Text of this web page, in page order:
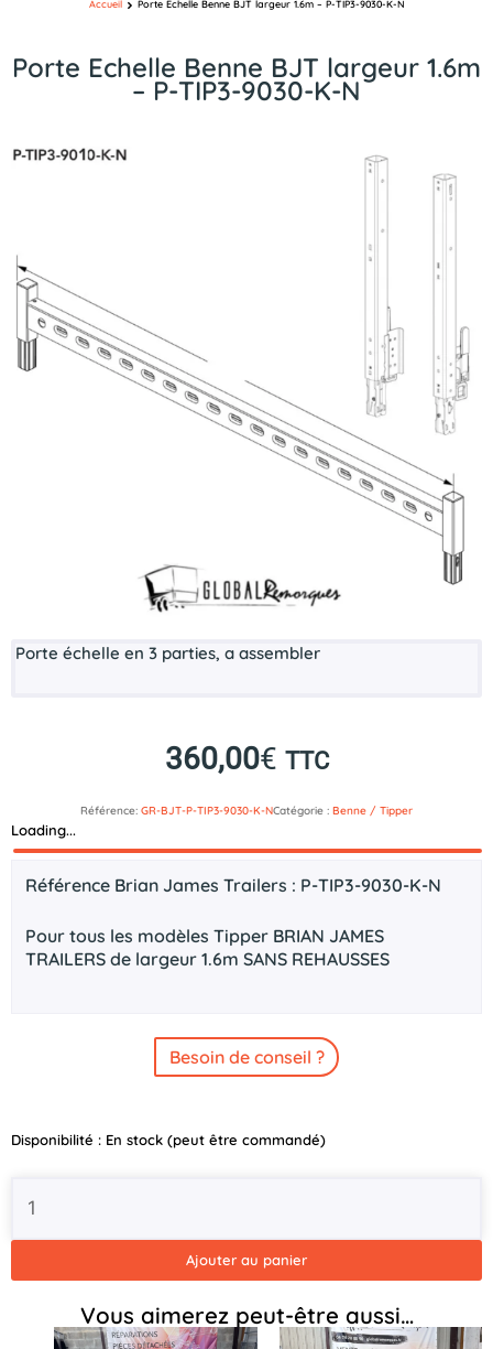
Porte Echelle Benne BJT largeur 1.6m
– P-TIP3-9030-K-N
Accueil Porte Echelle Benne BJT largeur 1.6m – P-TIP3-9030-K-N
Porte échelle en 3 parties, a assembler
360,00€ TTC
Référence: GR-BJT-P-TIP3-9030-K-NCatégorie : Benne / Tipper
Loading...
Description
Référence Brian James Trailers : P-TIP3-9030-K-N
Pour tous les modèles Tipper BRIAN JAMES
TRAILERS de largeur 1.6m SANS REHAUSSES
Besoin de conseil ?
Disponibilité : En stock (peut être commandé)
quantité
Echelle
largeur
Ajouter au panier
Vous aimerez peut-être aussi…